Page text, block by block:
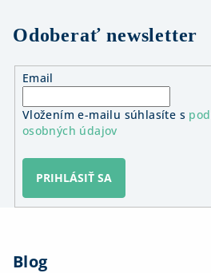
d
a
e
y
Odoberať newsletter
Email
Vložením e-mailu súhlasíte s
osobných údajov
PRIHLÁSIŤ SA
Blog